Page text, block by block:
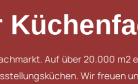
Auf über 20.000
Wir freuen